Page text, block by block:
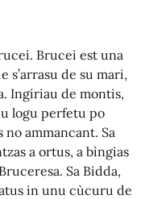
Brucei est una
s’arrasu de su mari,
Ingiriau de montis,
logu perfetu po
ammancant. Sa
a ortus, a bìngias
Sa Bidda,
in unu cùcuru de